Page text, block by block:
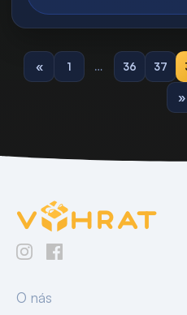
« 1 … 36 37
»
O nás